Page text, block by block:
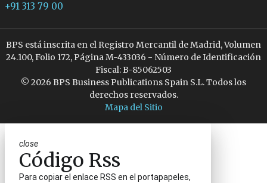
+91 313 79 00
BPS está inscrita en el Registro Mercantil de Madrid, Volumen
24.100, Folio 172, Página M-433036 - Número de Identificación
Fiscal: B-85062503
© 2026 BPS Business Publications Spain S.L. Todos los
derechos reservados.
Mapa del Sitio
close
Código Rss
Para copiar el enlace RSS en el portapapeles,